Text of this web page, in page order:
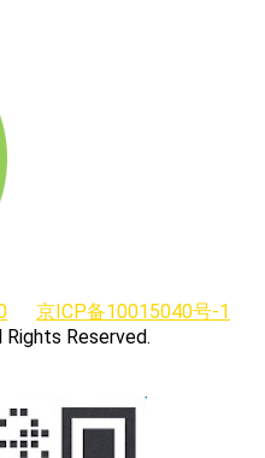
京ICP备10015040号-1
Reserved.